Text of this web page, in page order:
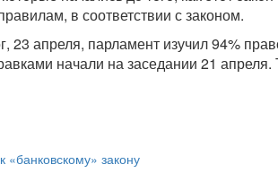
в соответствии с законом.
23 апреля, парламент изучил 94%
начали на заседании 21 апреля.
закону